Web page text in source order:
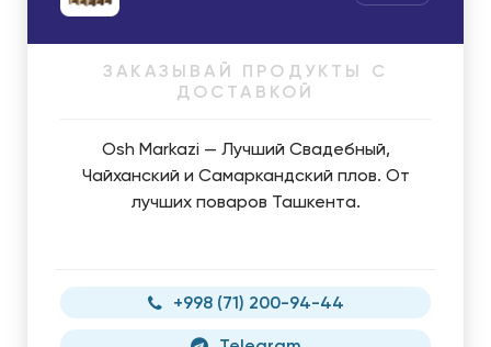
ЗАКАЗЫВАЙ ПРОДУКТЫ С
ДОСТАВКОЙ
Osh Markazi — Лучший Свадебный,
Чайханский и Самаркандский плов. От
лучших поваров Ташкента.
+998 (71) 200-94-44